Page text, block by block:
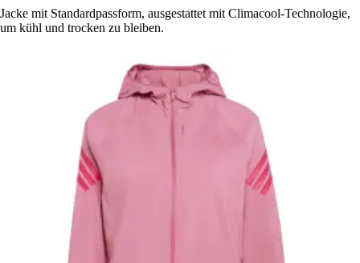
Jacke mit Standardpassform, ausgestattet mit Climacool-Technologie,
um kühl und trocken zu bleiben.